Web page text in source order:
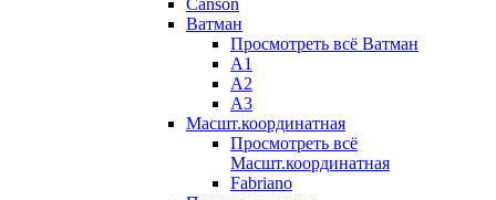
Canson
Ватман
Просмотреть всё Ватман
А1
А2
А3
Масшт.координатная
Просмотреть всё
Масшт.координатная
Fabriano